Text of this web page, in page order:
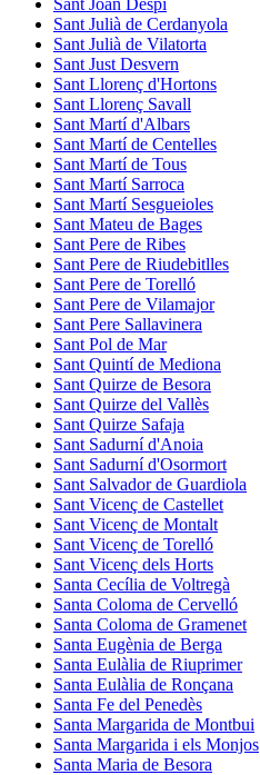
Sant Julià de Cerdanyola
Sant Julià de Vilatorta
Sant Just Desvern
Sant Llorenç d'Hortons
Sant Llorenç Savall
Sant Martí d'Albars
Sant Martí de Centelles
Sant Martí de Tous
Sant Martí Sarroca
Sant Martí Sesgueioles
Sant Mateu de Bages
Sant Pere de Ribes
Sant Pere de Riudebitlles
Sant Pere de Torelló
Sant Pere de Vilamajor
Sant Pere Sallavinera
Sant Pol de Mar
Sant Quintí de Mediona
Sant Quirze de Besora
Sant Quirze del Vallès
Sant Quirze Safaja
Sant Sadurní d'Anoia
Sant Sadurní d'Osormort
Sant Salvador de Guardiola
Sant Vicenç de Castellet
Sant Vicenç de Montalt
Sant Vicenç de Torelló
Sant Vicenç dels Horts
Santa Cecília de Voltregà
Santa Coloma de Cervelló
Santa Coloma de Gramenet
Santa Eugènia de Berga
Santa Eulàlia de Riuprimer
Santa Eulàlia de Ronçana
Santa Fe del Penedès
Santa Margarida de Montbui
Santa Margarida i els Monjos
Santa Maria de Besora